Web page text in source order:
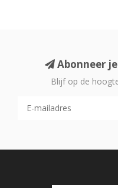
Abonneer
Blijf op de